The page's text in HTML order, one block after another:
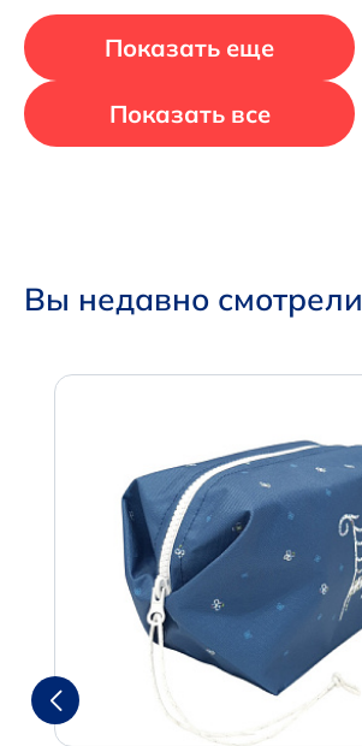
Показать еще
Показать все
Вы недавно смотрели